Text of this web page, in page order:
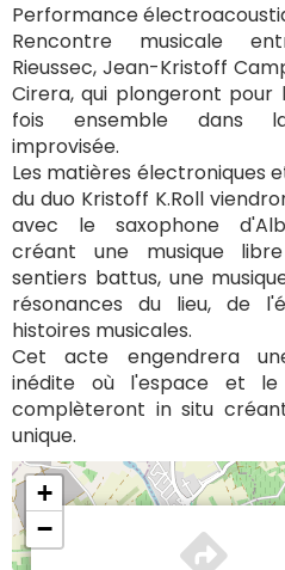
Performance
Rencontre musicale
Rieussec, Jean-Kristoff
Cirera, qui plongeront pour
fois ensemble dans
improvisée.
Les matières électroniques
du duo Kristoff K.Roll
avec le saxophone
créant une musique
sentiers battus, une
résonances du lieu, de
histoires musicales.
Cet acte engendrera
inédite où l'espace et
complèteront in situ
unique.
+
−